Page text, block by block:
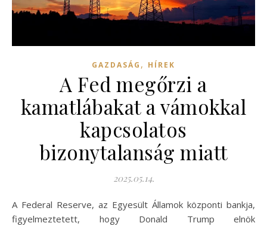
GAZDASÁG , HÍREK
A Fed megőrzi a
kamatlábakat a vámokkal
kapcsolatos
bizonytalanság miatt
2025.05.14.
A Federal Reserve, az Egyesült Államok központi bankja,
figyelmeztetett, hogy Donald Trump elnök